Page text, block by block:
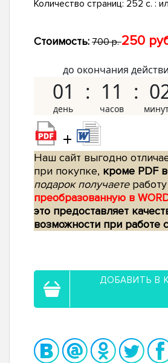
Количество страниц: 252 с. :
Стоимость: 700 р.250
до окончания
01 11
+
Наш сайт выгодно
при покупке, кроме PDF
подарок получаетеработу
преобразованную в
это предоставляет
возможности при работе
ДОБАВИТЬ В